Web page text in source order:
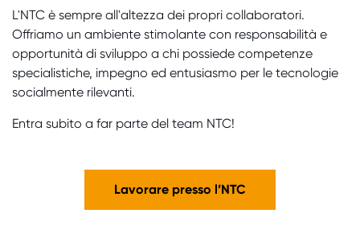
L'NTC è sempre all'altezza dei propri collaboratori.
Offriamo un ambiente stimolante con responsabilità e
opportunità di sviluppo a chi possiede competenze
specialistiche, impegno ed entusiasmo per le tecnologie
socialmente rilevanti.
Entra subito a far parte del team NTC!
Lavorare presso l’NTC